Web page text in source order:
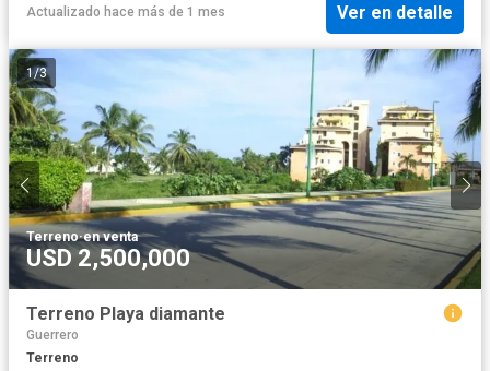
Actualizado hace más de 1 mes Ver en detalle
1/3
Terreno·en venta
USD 2,500,000
Terreno Playa diamante
Guerrero
Terreno